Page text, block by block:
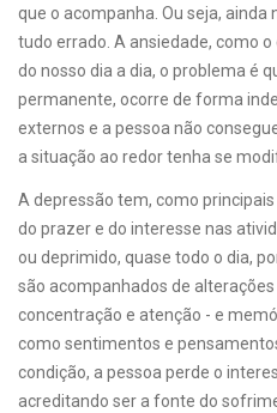
que o acompanha. Ou seja, ainda
tudo errado. A ansiedade, como
do nosso dia a dia, o problema é
permanente, ocorre de forma
externos e a pessoa não
a situação ao redor tenha se
A depressão tem, como
do prazer e do interesse nas
ou deprimido, quase todo o dia,
são acompanhados de
concentração e atenção - e
como sentimentos e
condição, a pessoa perde o
acreditando ser a fonte do